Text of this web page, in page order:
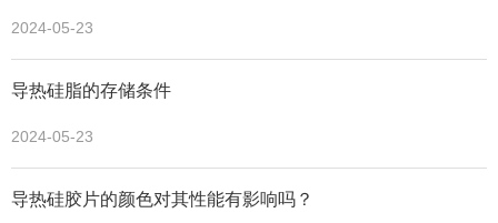
全国咨询电话：
13560788678
2024-05-23
导热硅脂的存储条件
2024-05-23
导热硅胶片的颜色对其性能有影响吗？